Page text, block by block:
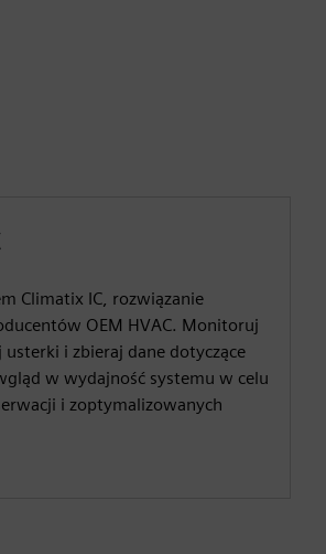
Climatix IC, rozwiązanie
OEM HVAC. Monitoruj
i zbieraj dane dotyczące
w wydajność systemu w celu
i zoptymalizowanych